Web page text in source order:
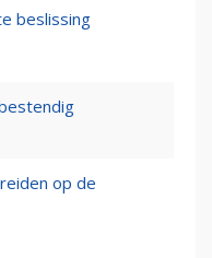
beslissing
op de